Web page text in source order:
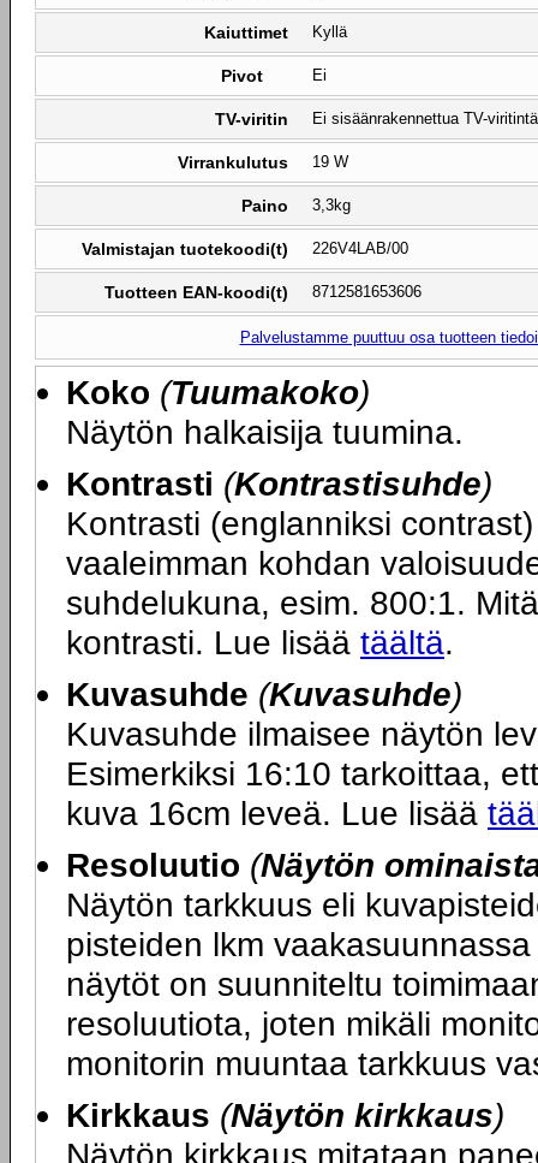
Kaiuttimet Kyllä
Pivot Ei
TV-viritin Ei sisäänrakennettua TV-viritintä
Virrankulutus 19 W
Paino 3,3kg
Valmistajan tuotekoodi(t) 226V4LAB/00
Tuotteen EAN-koodi(t) 8712581653606
Palvelustamme puuttuu osa tuotteen
Koko (Tuumakoko)
Näytön halkaisija tuumina.
Kontrasti (Kontrastisuhde)
Kontrasti (englanniksi
vaaleimman kohdan
suhdelukuna, esim. 800:1.
kontrasti. Lue lisää täältä.
Kuvasuhde (Kuvasuhde)
Kuvasuhde ilmaisee näytön
Esimerkiksi 16:10 tarkoittaa,
kuva 16cm leveä. Lue lisää
Resoluutio (Näytön
Näytön tarkkuus eli
pisteiden lkm
näytöt on suunniteltu
resoluutiota, joten mikäli
monitorin muuntaa tarkkuus
Kirkkaus (Näytön kirkkaus)
Näytön kirkkaus mitataan